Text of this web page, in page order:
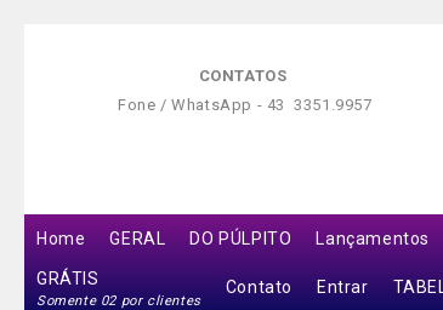
CONTATOS
Fone / WhatsApp - 43 3351.9957
Home GERAL DO PÚLPITO Lançamentos
GRÁTIS
Somente 02 por clientes
Contato Entrar